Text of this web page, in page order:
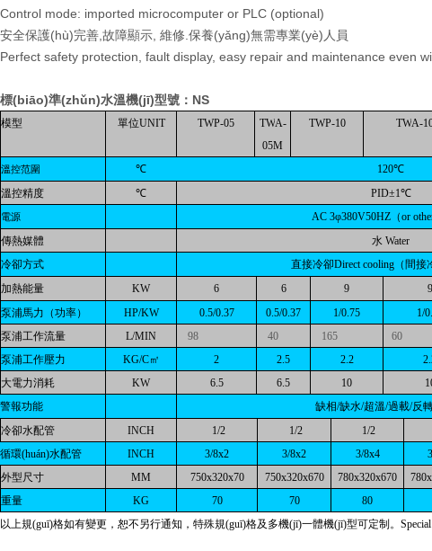
Control mode: imported microcomputer or PLC (optional)
安全保護(hù)完善,故障顯示, 維修.保養(yǎng)無需專業(yè)人員
Perfect safety protection, fault display, easy repair and maintenance even
標(biāo)準(zhǔn)水溫機(jī)型號：NS
模型 單位UNIT TWP-05 TWA-
05M
TWP-10 TWA-
溫控范圍 ℃
120℃
溫控精度
℃ PID±1℃
電源
AC 3φ380V50HZ（or
傳熱媒體
水 Water
冷卻方式
直接冷卻Direct cooling（間接
加熱能量
KW 6 6 9 9
泵浦馬力（功率）
HP/KW 0.5/0.37 0.5/0.37 1/0.75 1/
泵浦工作流量
L/MIN 98 40 165 60
泵浦工作壓力
KG/C㎡ 2 2.5 2.2
大電力消耗
KW 6.5 6.5 10
警報功能
缺相/缺水/超溫/過載/反
冷卻水配管
INCH 1/2 1/2 1/2
循環(huán)水配管
INCH 3/8x2 3/8x2 3/8x4
外型尺寸
MM 750x320x70 750x320x670 780x320x670
重量
KG 70 70 80
以上規(guī)格如有變更，恕不另行通知，特殊規(guī)格及多機(jī)一體機(jī)型可定制。